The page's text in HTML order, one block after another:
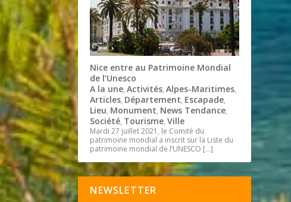
Nice entre au Patrimoine Mondial
de l’Unesco
A la une,Activités,Alpes-Maritimes,
Articles, Département, Escapade,
Lieu, Monument, News Tendance,
Société, Tourisme,Ville
Mardi 27 juillet 2021, le Comité du
patrimoine mondial a inscrit sur la Liste du
patrimoine mondial de l’UNESCO […]
NEWSLETTER